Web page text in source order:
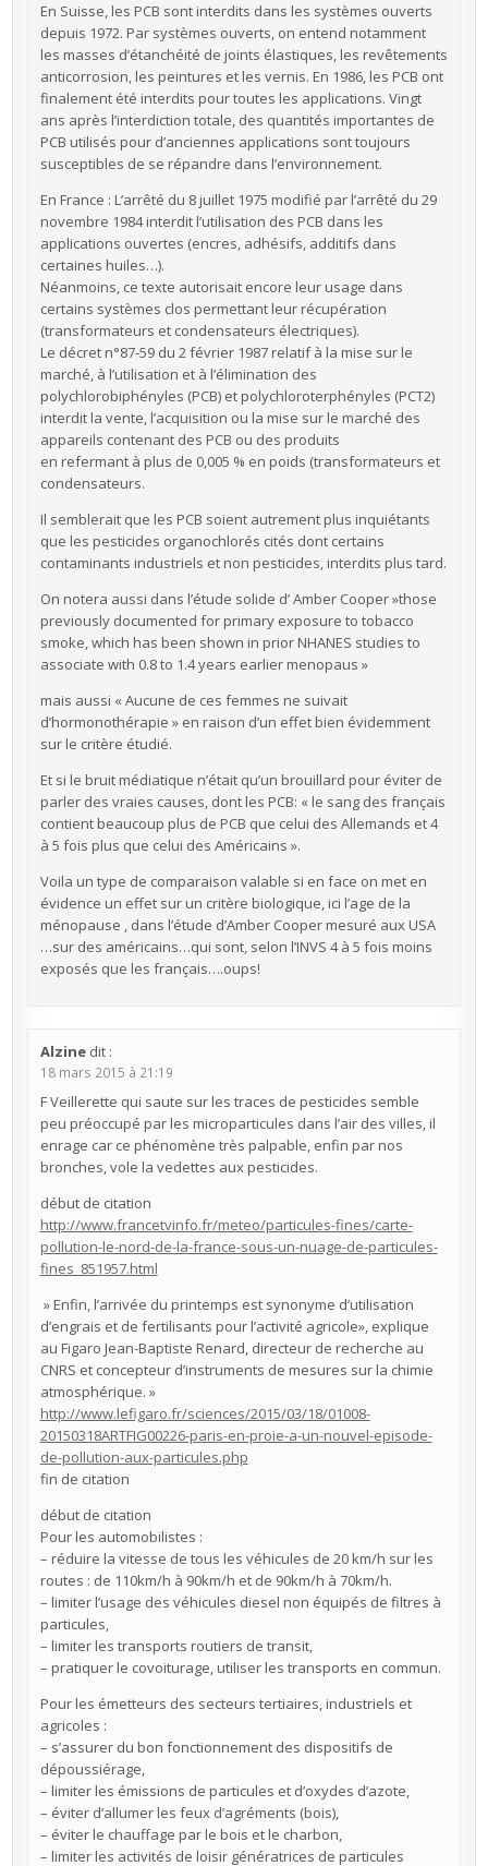
En Suisse, les PCB sont interdits dans les systèmes ouverts
depuis 1972. Par systèmes ouverts, on entend notamment
les masses d’étanchéité de joints élastiques, les revêtements
anticorrosion, les peintures et les vernis. En 1986, les PCB ont
finalement été interdits pour toutes les applications. Vingt
ans après l’interdiction totale, des quantités importantes de
PCB utilisés pour d’anciennes applications sont toujours
susceptibles de se répandre dans l’environnement.
En France : L’arrêté du 8 juillet 1975 modifié par l’arrêté du 29
novembre 1984 interdit l’utilisation des PCB dans les
applications ouvertes (encres, adhésifs, additifs dans
certaines huiles…).
Néanmoins, ce texte autorisait encore leur usage dans
certains systèmes clos permettant leur récupération
(transformateurs et condensateurs électriques).
Le décret n°87-59 du 2 février 1987 relatif à la mise sur le
marché, à l’utilisation et à l’élimination des
polychlorobiphényles (PCB) et polychloroterphényles (PCT2)
interdit la vente, l’acquisition ou la mise sur le marché des
appareils contenant des PCB ou des produits
en refermant à plus de 0,005 % en poids (transformateurs et
condensateurs.
Il semblerait que les PCB soient autrement plus inquiétants
que les pesticides organochlorés cités dont certains
contaminants industriels et non pesticides, interdits plus tard.
On notera aussi dans l’étude solide d’ Amber Cooper »those
previously documented for primary exposure to tobacco
smoke, which has been shown in prior NHANES studies to
associate with 0.8 to 1.4 years earlier menopaus »
mais aussi « Aucune de ces femmes ne suivait
d’hormonothérapie » en raison d’un effet bien évidemment
sur le critère étudié.
Et si le bruit médiatique n’était qu’un brouillard pour éviter de
parler des vraies causes, dont les PCB: « le sang des français
contient beaucoup plus de PCB que celui des Allemands et 4
à 5 fois plus que celui des Américains ».
Voila un type de comparaison valable si en face on met en
évidence un effet sur un critère biologique, ici l’age de la
ménopause , dans l’étude d’Amber Cooper mesuré aux USA
…sur des américains…qui sont, selon l’INVS 4 à 5 fois moins
exposés que les français….oups!
Alzine dit :
18 mars 2015 à 21:19
F Veillerette qui saute sur les traces de pesticides semble
peu préoccupé par les microparticules dans l’air des villes, il
enrage car ce phénomène très palpable, enfin par nos
bronches, vole la vedettes aux pesticides.
début de citation
http://www.francetvinfo.fr/meteo/particules-fines/carte-
pollution-le-nord-de-la-france-sous-un-nuage-de-particules-
fines_851957.html
» Enfin, l’arrivée du printemps est synonyme d’utilisation
d’engrais et de fertilisants pour l’activité agricole», explique
au Figaro Jean-Baptiste Renard, directeur de recherche au
CNRS et concepteur d’instruments de mesures sur la chimie
atmosphérique. »
http://www.lefigaro.fr/sciences/2015/03/18/01008-
20150318ARTFIG00226-paris-en-proie-a-un-nouvel-episode-
de-pollution-aux-particules.php
fin de citation
début de citation
Pour les automobilistes :
– réduire la vitesse de tous les véhicules de 20 km/h sur les
routes : de 110km/h à 90km/h et de 90km/h à 70km/h.
– limiter l’usage des véhicules diesel non équipés de filtres à
particules,
– limiter les transports routiers de transit,
– pratiquer le covoiturage, utiliser les transports en commun.
Pour les émetteurs des secteurs tertiaires, industriels et
agricoles :
– s’assurer du bon fonctionnement des dispositifs de
dépoussiérage,
– limiter les émissions de particules et d’oxydes d’azote,
– éviter d’allumer les feux d’agréments (bois),
– éviter le chauffage par le bois et le charbon,
– limiter les activités de loisir génératrices de particules